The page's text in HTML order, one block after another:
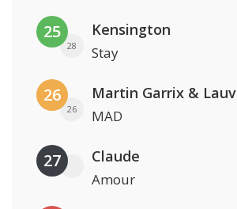
25
28
Kensington
Stay
26
26
Martin Garrix & Lauv
MAD
27 Claude
Amour